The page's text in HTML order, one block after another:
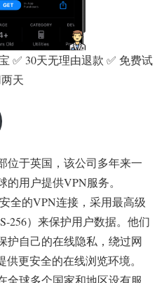
✅ 30天无理由退款 ✅ 免费试
天
位于英国，该公司多年来一
用户提供VPN服务。
全的VPN连接，采用最高级
256）来保护用户数据。他们
护自己的在线隐私，绕过网
更安全的在线浏览环境。